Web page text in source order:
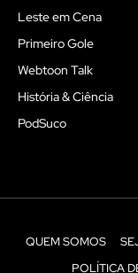
Leste em Cena
Primeiro Gole
Webtoon Talk
História & Ciência
PodSuco
QUEM SOMOS
POLÍTICA